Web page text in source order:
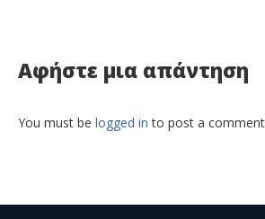
Αφήστε μια απάντηση
You must be logged in to post a